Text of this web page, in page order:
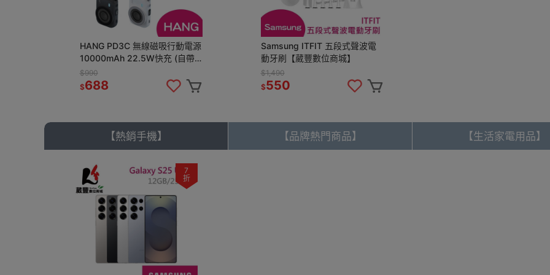
HANG PD3C 無線磁吸行動電源
10000mAh 22.5W快充 (自帶
Typec線/Lightning線)
$990
$688
Samsung ITFIT 五段式聲波電
動牙刷【葳豐數位商城】
$1,490
$550
【熱銷手機】 【品牌熱門商品】 【生活家電用品】
7
折